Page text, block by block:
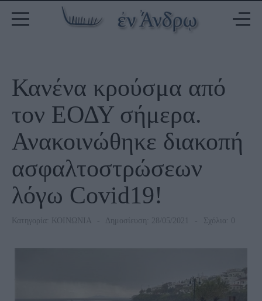
Κανένα κρούσμα από
τον ΕΟΔΥ σήμερα.
Ανακοινώθηκε διακοπή
ασφαλτοστρώσεων
λόγω Covid19!
Κατηγορία: ΚΟΙΝΩΝΙΑ Δημοσίευση: 28/05/2021 Σχόλια: 0